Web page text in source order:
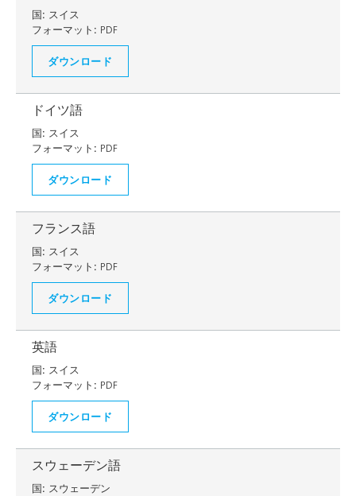
国: スイス
フォーマット: PDF
ダウンロード
ドイツ語
国: スイス
フォーマット: PDF
ダウンロード
フランス語
国: スイス
フォーマット: PDF
ダウンロード
英語
国: スイス
フォーマット: PDF
ダウンロード
スウェーデン語
国: スウェーデン